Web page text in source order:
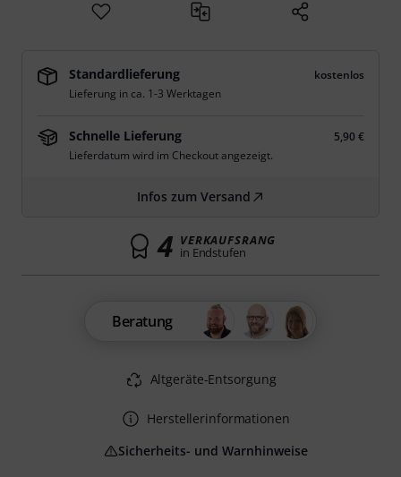
Standardlieferung
kostenlos
Lieferung in ca. 1-3 Werktagen
Schnelle Lieferung
5,90 €
Lieferdatum wird im Checkout angezeigt.
Infos zum Versand
4 VERKAUFSRANG
in Endstufen
Beratung
Altgeräte-Entsorgung
Herstellerinformationen
Sicherheits- und Warnhinweise